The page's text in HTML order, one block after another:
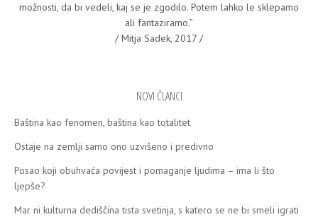
mož­nos­ti, da bi vede­li, kaj se je zgo­di­lo. Potem lah­ko le skle­pa­mo
ali fan­ta­zi­ra­mo.”
/ Mitja Sadek, 2017 /
NOVI ČLANCI
Baština kao fenomen, baština kao totalitet
Ostaje na zemlјi samo ono uzvišeno i predivno
Posao koji obuhvaća povijest i pomaganje ljudima – ima li što
ljepše?
Mar ni kulturna dediščina tista svetinja, s katero se ne bi smeli igrati